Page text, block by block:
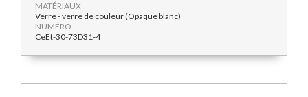
MATÉRIAUX
Verre - verre de couleur (Opaque blanc)
NUMÉRO
CeEt-30-73D31-4